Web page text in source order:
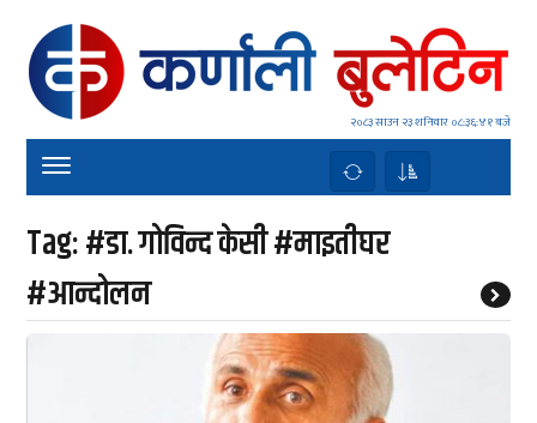
२०८३ साउन २३ शनिवार०८:३६:४१ बजे
Tag:#डा. गोविन्द केसी #माइतीघर
#आन्दोलन